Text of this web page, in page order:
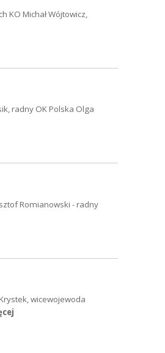
KO Michał Wójtowicz,
radny OK Polska Olga
Romianowski - radny
wicewojewoda